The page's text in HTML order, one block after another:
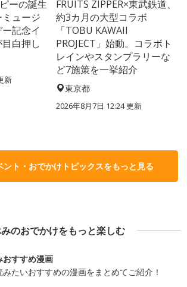
ーの誕生
ュージ
記念イ
白押し
新
FRUITS ZIPPER×東武鉄道、
約3カ月の大型コラボ
「TOBU KAWAII
PROJECT」始動。コラボト
レインやスタンプラリーな
ど7施策を一挙紹介
東京都
2026年8月7日 12:24更新
ント・おでかけトピックスをもっと見る
のおでかけをもっと楽しむ
おすすめ漫画
みたいおすすめの漫画をまとめてご紹介！